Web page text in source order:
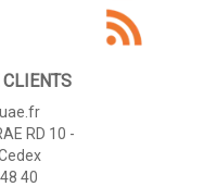
CLIENTS
RD 10 -
40